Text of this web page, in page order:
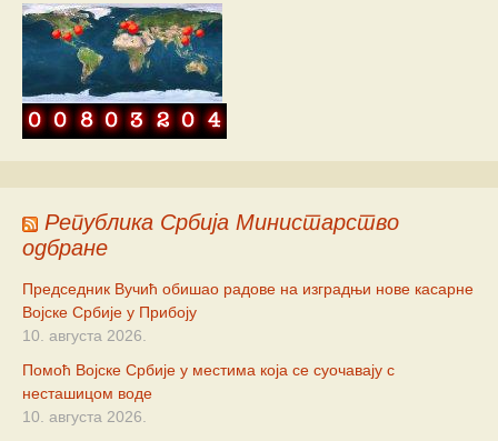
Република Србија Министарство
одбране
Председник Вучић обишао радове на изградњи нове касарне
Војске Србије у Прибоју
10. августа 2026.
Помоћ Војске Србије у местима која се суочавају с
несташицом воде
10. августа 2026.